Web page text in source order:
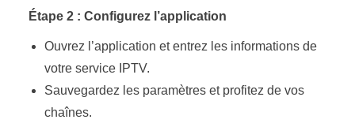
Étape 2 : Configurez l’application
Ouvrez l’application et entrez les informations de
votre service IPTV.
Sauvegardez les paramètres et profitez de vos
chaînes.